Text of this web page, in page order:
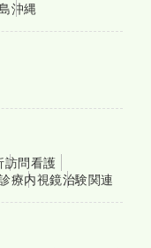
沖縄
訪問看護
療内視鏡治験関連